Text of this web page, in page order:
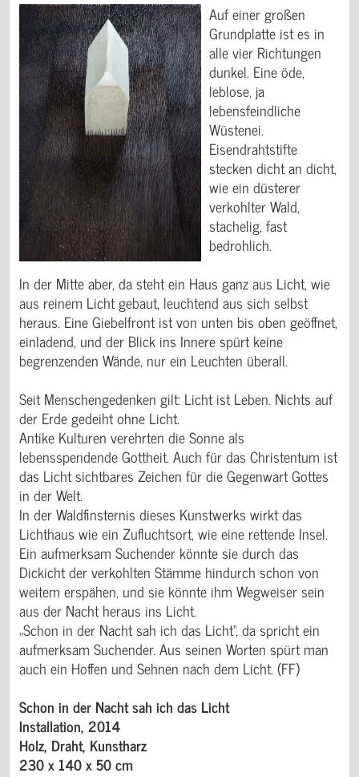
Auf einer großen
Grundplatte ist es in
alle vier Richtungen
dunkel. Eine öde,
leblose, ja
lebensfeindliche
Wüstenei.
Eisendrahtstifte
stecken dicht an dicht,
wie ein düsterer
verkohlter Wald,
stachelig, fast
bedrohlich.
In der Mitte aber, da steht ein Haus ganz aus Licht, wie
aus reinem Licht gebaut, leuchtend aus sich selbst
heraus. Eine Giebelfront ist von unten bis oben geöffnet,
einladend, und der Blick ins Innere spürt keine
begrenzenden Wände, nur ein Leuchten überall.
Seit Menschengedenken gilt: Licht ist Leben. Nichts auf
der Erde gedeiht ohne Licht.
Antike Kulturen verehrten die Sonne als
lebensspendende Gottheit. Auch für das Christentum ist
das Licht sichtbares Zeichen für die Gegenwart Gottes
in der Welt.
In der Waldfinsternis dieses Kunstwerks wirkt das
Lichthaus wie ein Zufluchtsort, wie eine rettende Insel.
Ein aufmerksam Suchender könnte sie durch das
Dickicht der verkohlten Stämme hindurch schon von
weitem erspähen, und sie könnte ihm Wegweiser sein
aus der Nacht heraus ins Licht.
„Schon in der Nacht sah ich das Licht“, da spricht ein
aufmerksam Suchender. Aus seinen Worten spürt man
auch ein Hoffen und Sehnen nach dem Licht. (FF)
Schon in der Nacht sah ich das Licht
Installation, 2014
Holz, Draht, Kunstharz
230 x 140 x 50 cm